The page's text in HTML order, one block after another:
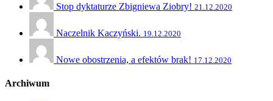
Stop dyktaturze Zbigniewa Ziobry! 21.12.2020
Naczelnik Kaczyński. 19.12.2020
Nowe obostrzenia, a efektów brak! 17.12.2020
Archiwum